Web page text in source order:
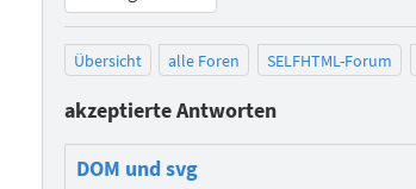
Übersicht alle Foren SELFHTML-Forum
akzeptierte Antworten
DOM und svg